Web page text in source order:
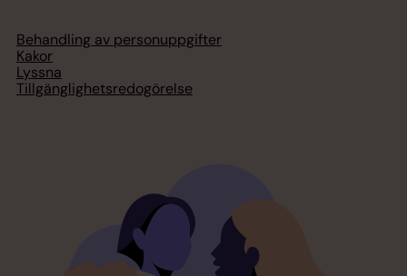
Behandling av personuppgifter
Kakor
Lyssna
Tillgänglighetsredogörelse